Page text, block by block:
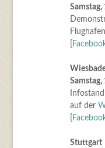
Samstag,
auf der
Stuttgart